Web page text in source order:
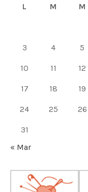
L M M
3 4 5
10 11 12
17 18 19
24 25 26
31
« Mar